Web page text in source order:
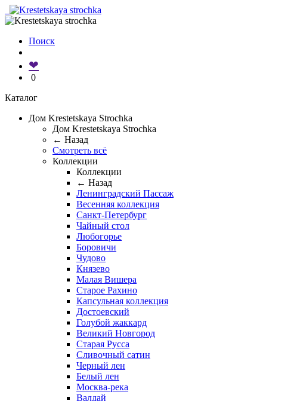
Поиск
❤
0
Каталог
Дом Krestetskaya Strochka
Дом Krestetskaya Strochka
← Назад
Смотреть всё
Коллекции
Коллекции
← Назад
Ленинградский Пассаж
Весенняя коллекция
Санкт-Петербург
Чайный стол
Любогорье
Боровичи
Чудово
Князево
Малая Вишера
Старое Рахино
Капсульная коллекция
Достоевский
Голубой жаккард
Великий Новгород
Старая Русса
Сливочный сатин
Черный лен
Белый лен
Москва-река
Валдай